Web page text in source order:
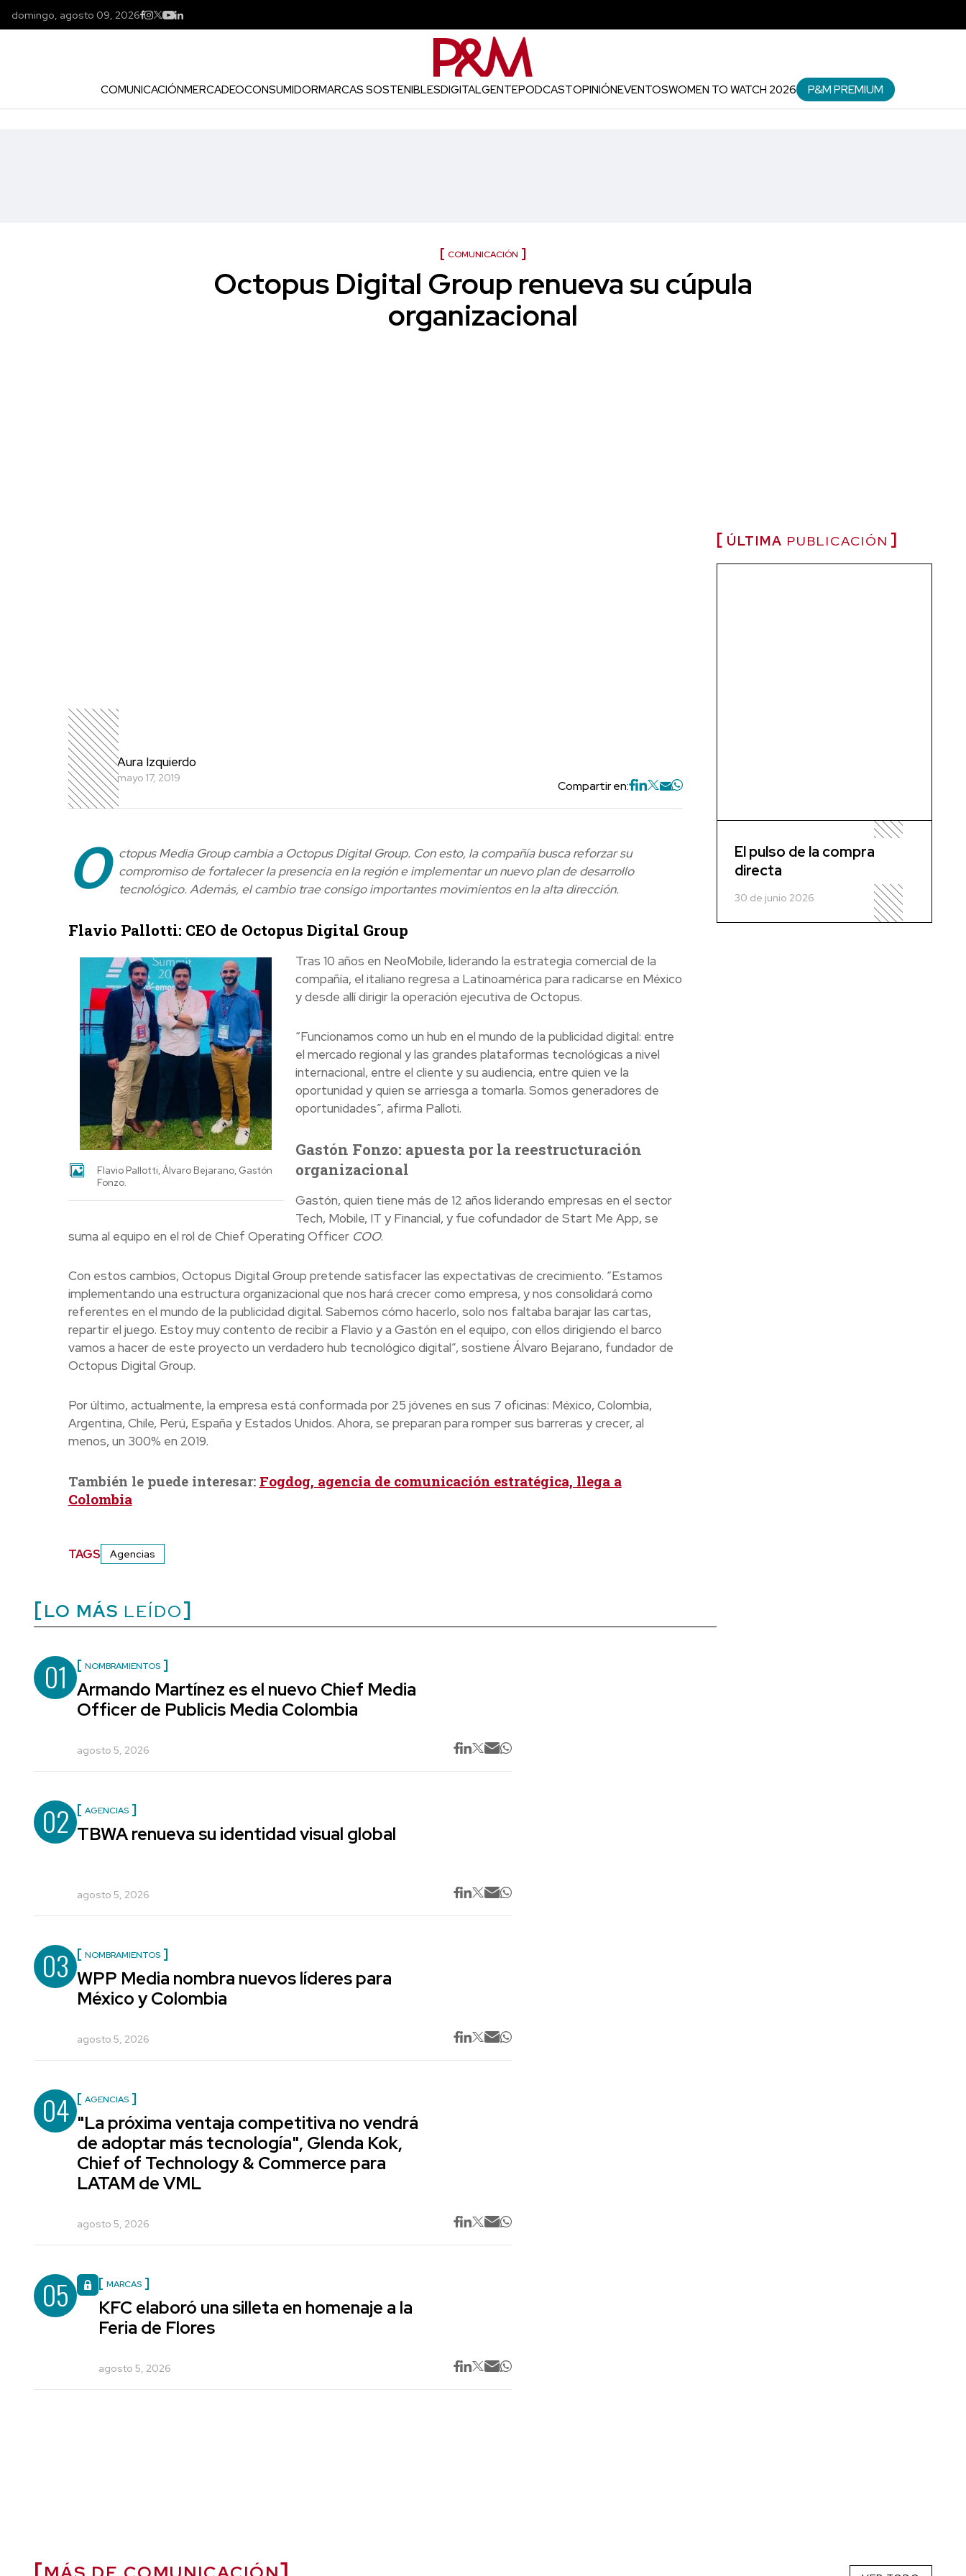
domingo, agosto 09, 2026
COMUNICACIÓNMERCADEOCONSUMIDORMARCAS SOSTENIBLESDIGITALGENTEPODCASTOPINIÓNEVENTOSWOMEN TO WATCH 2026 P&M PREMIUM
COMUNICACIÓN
Octopus Digital Group renueva su cúpula
organizacional
Aura Izquierdo
mayo 17, 2019
Compartir en:
O
ctopus Media Group cambia a Octopus Digital Group. Con esto, la compañía busca reforzar su
compromiso de fortalecer la presencia en la región e implementar un nuevo plan de desarrollo
tecnológico. Además, el cambio trae consigo importantes movimientos en la alta dirección.
Flavio Pallotti: CEO de Octopus Digital Group
Flavio Pallotti, Álvaro Bejarano, Gastón
Fonzo.
Tras 10 años en NeoMobile, liderando la estrategia comercial de la
compañía, el italiano regresa a Latinoamérica para radicarse en México
y desde allí dirigir la operación ejecutiva de Octopus.
“Funcionamos como un hub en el mundo de la publicidad digital: entre
el mercado regional y las grandes plataformas tecnológicas a nivel
internacional, entre el cliente y su audiencia, entre quien ve la
oportunidad y quien se arriesga a tomarla. Somos generadores de
oportunidades”, afirma Palloti.
Gastón Fonzo: apuesta por la reestructuración
organizacional
Gastón, quien tiene más de 12 años liderando empresas en el sector
Tech, Mobile, IT y Financial, y fue cofundador de Start Me App, se
suma al equipo en el rol de Chief Operating Officer COO.
Con estos cambios, Octopus Digital Group pretende satisfacer las expectativas de crecimiento. “Estamos
implementando una estructura organizacional que nos hará crecer como empresa, y nos consolidará como
referentes en el mundo de la publicidad digital. Sabemos cómo hacerlo, solo nos faltaba barajar las cartas,
repartir el juego. Estoy muy contento de recibir a Flavio y a Gastón en el equipo, con ellos dirigiendo el barco
vamos a hacer de este proyecto un verdadero hub tecnológico digital”, sostiene Álvaro Bejarano, fundador de
Octopus Digital Group.
Por último, actualmente, la empresa está conformada por 25 jóvenes en sus 7 oficinas: México, Colombia,
Argentina, Chile, Perú, España y Estados Unidos. Ahora, se preparan para romper sus barreras y crecer, al
menos, un 300% en 2019.
También le puede interesar: Fogdog, agencia de comunicación estratégica, llega a
Colombia
TAGS Agencias
LO MÁS LEÍDO
01 NOMBRAMIENTOS
Armando Martínez es el nuevo Chief Media
Officer de Publicis Media Colombia
agosto 5, 2026
02 AGENCIAS
TBWA renueva su identidad visual global
agosto 5, 2026
03 NOMBRAMIENTOS
WPP Media nombra nuevos líderes para
México y Colombia
agosto 5, 2026
04 AGENCIAS
"La próxima ventaja competitiva no vendrá
de adoptar más tecnología", Glenda Kok,
Chief of Technology & Commerce para
LATAM de VML
agosto 5, 2026
05 MARCAS
KFC elaboró una silleta en homenaje a la
Feria de Flores
agosto 5, 2026
ÚLTIMA PUBLICACIÓN
El pulso de la compra
directa
30 de junio 2026